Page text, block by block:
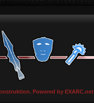
Powered by EXARC.net